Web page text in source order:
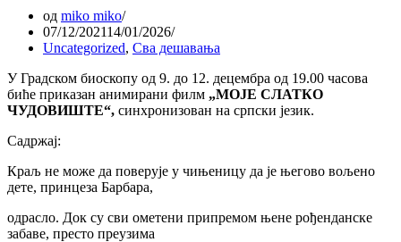
од miko miko
07/12/202114/01/2026
Uncategorized, Сва дешавања
У Градском биоскопу од 9. до 12. децембра од 19.00 часова
биће приказан анимирани филм „МОЈЕ СЛАТКО
ЧУДОВИШТЕ“, синхронизован на српски језик.
Садржај:
Краљ не може да поверује у чињеницу да је његово вољено
дете, принцеза Барбара,
одрасло. Док су сви ометени припремом њене рођенданске
забаве, престо преузима